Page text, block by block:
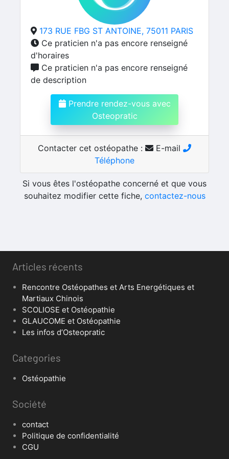
173 RUE FBG ST ANTOINE, 75011 PARIS
Ce praticien n'a pas encore renseigné
d'horaires
Ce praticien n'a pas encore renseigné
de description
Prendre rendez-vous avec
Osteopratic
Contacter cet ostéopathe :
E-mail
Téléphone
Si vous êtes l'ostéopathe concerné et que vous
souhaitez modifier cette fiche, contactez-nous
Articles récents
Rencontre Ostéopathes et Arts Energétiques et
Martiaux Chinois
SCOLIOSE et Ostéopathie
GLAUCOME et Ostéopathie
Les infos d’Osteopratic
Categories
Ostéopathie
Société
contact
Politique de confidentialité
CGU